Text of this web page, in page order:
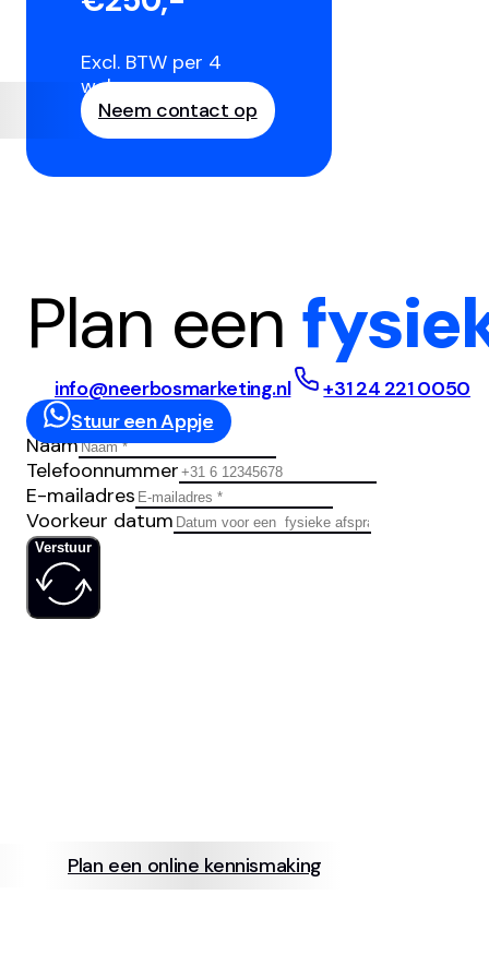
Excl. BTW per 4
weken
Neem contact op
Plan een
info@neerbosmarketing.nl
+31 24 221 0050
Stuur een Appje
Naam
Telefoonnummer
E-mailadres
Voorkeur datum
Verstuur
Plan een online kennismaking